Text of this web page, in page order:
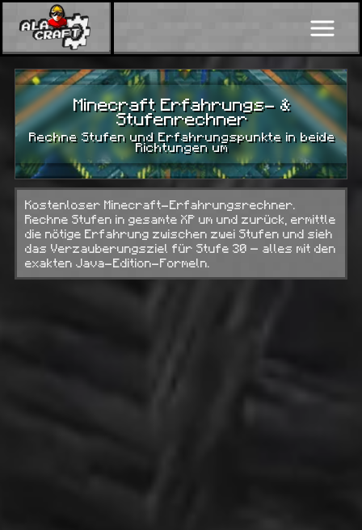
Minecraft Erfahrungs- &
Stufenrechner
Rechne Stufen und Erfahrungspunkte in beide
Richtungen um
Kostenloser Minecraft-Erfahrungsrechner.
Rechne Stufen in gesamte XP um und zurück, ermittle
die nötige Erfahrung zwischen zwei Stufen und sieh
das Verzauberungsziel für Stufe 30 — alles mit den
exakten Java-Edition-Formeln.